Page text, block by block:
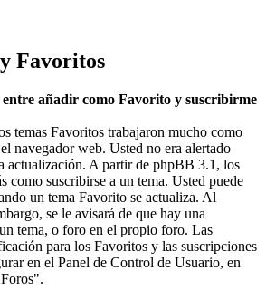
Favoritos
entre añadir como Favorito y suscribirme
temas Favoritos trabajaron mucho como
navegador web. Usted no era alertado
actualización. A partir de phpBB 3.1, los
como suscribirse a un tema. Usted puede
un tema Favorito se actualiza. Al
se le avisará de que hay una
tema, o foro en el propio foro. Las
para los Favoritos y las suscripciones
en el Panel de Control de Usuario, en